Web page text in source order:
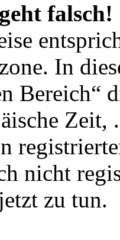
falsch!
In
Bereich“
Zeit,
nicht
zu tun.